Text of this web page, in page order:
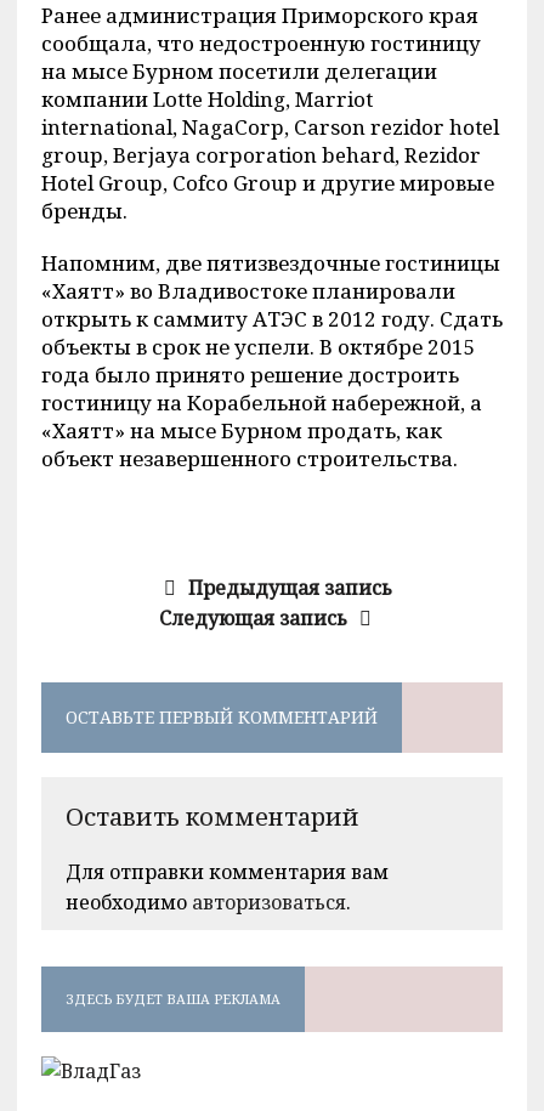
Ранее администрация Приморского края
сообщала, что недостроенную гостиницу
на мысе Бурном посетили делегации
компании Lotte Holding, Marriot
international, NagaCorp, Carson rezidor hotel
group, Berjaya corporation behard, Rezidor
Hotel Group, Cofco Group и другие мировые
бренды.
Напомним, две пятизвездочные гостиницы
«Хаятт» во Владивостоке планировали
открыть к саммиту АТЭС в 2012 году. Сдать
объекты в срок не успели. В октябре 2015
года было принято решение достроить
гостиницу на Корабельной набережной, а
«Хаятт» на мысе Бурном продать, как
объект незавершенного строительства.
Предыдущая запись
Следующая запись
ОСТАВЬТЕ ПЕРВЫЙ КОММЕНТАРИЙ
Оставить комментарий
Для отправки комментария вам
необходимо авторизоваться.
ЗДЕСЬ БУДЕТ ВАША РЕКЛАМА